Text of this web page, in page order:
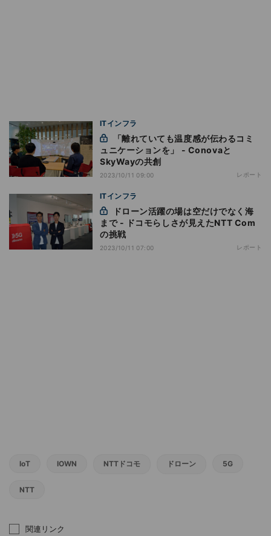
ITインフラ
ュニケーションを」 - Conovaと
SkyWayの共創
2023/10/11 09:00 レポート
ITインフラ
まで - ドコモらしさが見えたNTT Com
の挑戦
2023/10/11 07:00 レポート
IoT IOWN NTTドコモ ドローン 5G
NTT
関連リンク